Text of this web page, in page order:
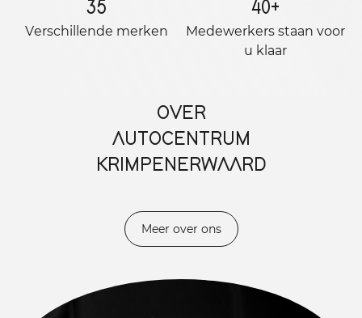
35
Verschillende merken
40+
Medewerkers staan ​​voor
u klaar
OVER
AUTOCENTRUM
KRIMPENERWAARD
Meer over ons